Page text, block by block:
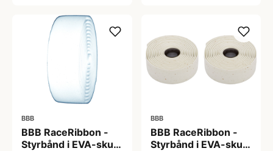
BBB
BBB RaceRibbon -
Styrbånd i EVA-skum
BBB
BBB RaceRibbon -
Styrbånd i EVA-skum